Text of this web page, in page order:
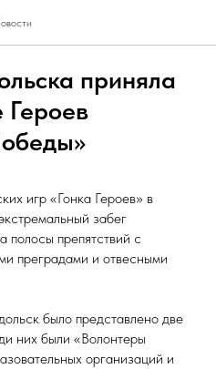
приняла
Героев
игр «Гонка Героев» в
забег
препятствий с
преградами и отвесными
было представлено две
них были «Волонтеры
организаций и